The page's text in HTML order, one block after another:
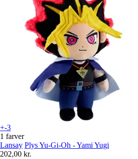
+-3
1 farver
Lansay Plys Yu-Gi-Oh - Yami Yugi
202,00 kr.